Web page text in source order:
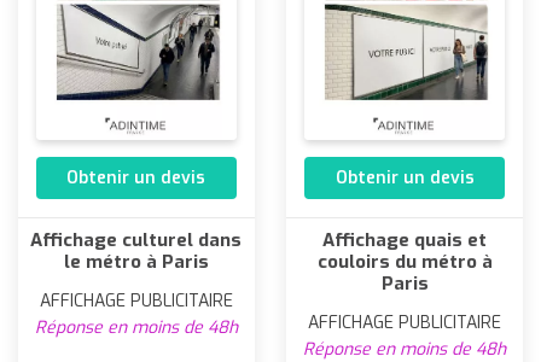
Obtenir un devis
Affichage culturel dans
le métro à Paris
AFFICHAGE PUBLICITAIRE
Réponse en moins de 48h
Obtenir un devis
Affichage quais et
couloirs du métro à
Paris
AFFICHAGE PUBLICITAIRE
Réponse en moins de 48h